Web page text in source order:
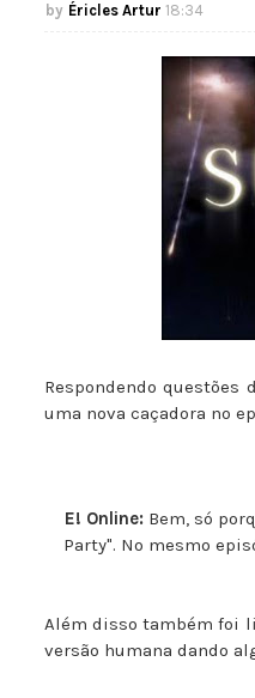
Éricles Artur 18:34
Respondendo questões
uma nova caçadora no
E! Online: Bem, só
Party". No mesmo
Além disso também foi
versão humana dando